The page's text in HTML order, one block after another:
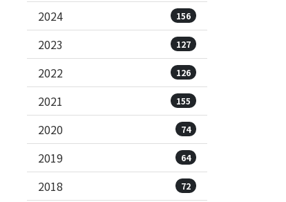
2024 156
2023 127
2022 126
2021 155
2020 74
2019 64
2018 72